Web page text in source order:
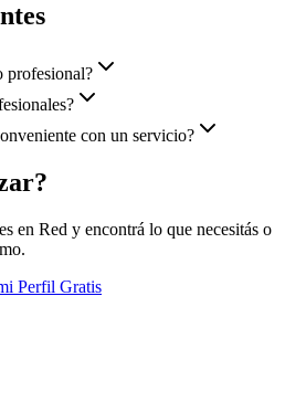
profesional?
con un servicio?
en Red y encontrá lo que necesitás o
Perfil Gratis